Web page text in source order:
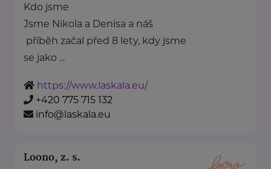
Kdo jsme
Jsme Nikola a Denisa a náš
příběh začal před 8 lety, kdy jsme
se jako ...
https://www.laskala.eu/
+420 775 715 132
info@laskala.eu
Loono, z. s.